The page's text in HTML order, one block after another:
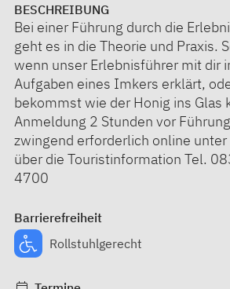
BESCHREIBUNG
Bei einer Führung durch die
geht es in die Theorie und Praxis.
wenn unser Erlebnisführer mit dir
Aufgaben eines Imkers erklärt,
bekommst wie der Honig ins Glas
Anmeldung 2 Stunden vor
zwingend erforderlich online
über die Touristinformation Tel.
4700
Barrierefreiheit
Rollstuhlgerecht